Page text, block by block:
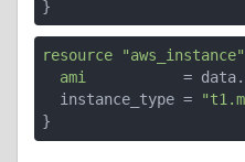
resource "aws_instance"
ami
=
  instance_type =